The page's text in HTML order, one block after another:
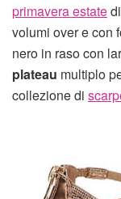
primavera estate
volumi over e con
nero in raso con
plateau multiplo
collezione di